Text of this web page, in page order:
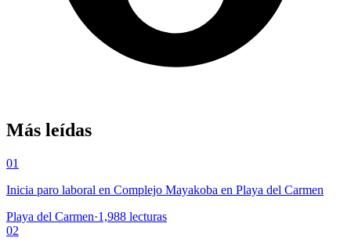
Más leídas
01
Inicia paro laboral en Complejo Mayakoba en Playa del Carmen
Playa del Carmen·1,988 lecturas
02